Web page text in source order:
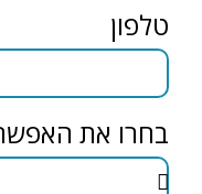
טלפון
בחרו את